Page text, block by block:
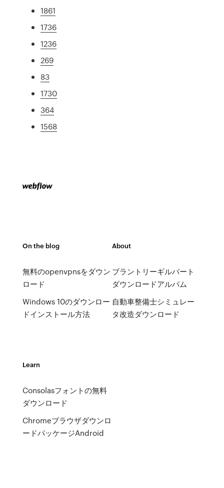
1861
1736
1236
269
83
1730
364
1568
On the blog
無料のopenvpnsをダウン
ロード
Windows 10のダウンロー
ドインストール方法
About
ブラントリーギルバート
ダウンロードアルバム
自動車整備士シミュレー
タ改造ダウンロード
Learn
Consolasフォントの無料
ダウンロード
Chromeブラウザダウンロ
ードパッケージAndroid